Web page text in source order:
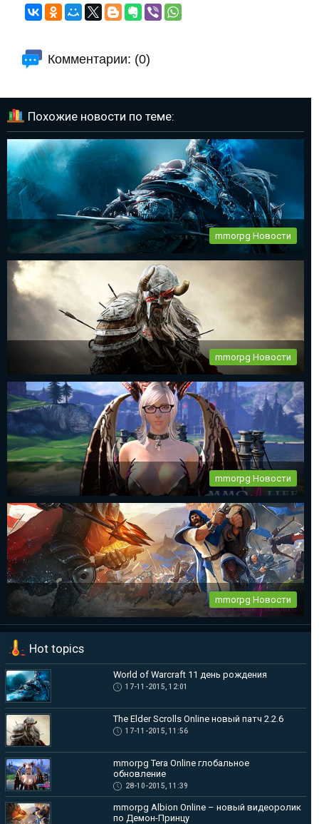
Комментарии: (0)
Похожие новости по теме:
mmorpg Новости
World of Warcraft 11 день рождения
Все фанаты mmorpg World of Warcraft празднуют 11-ый день
рождения...
mmorpg Новости
The Elder Scrolls Online новый патч 2.2.6
...
mmorpg Новости
mmorpg Tera Online глобальное обновление
Destiny Development продолжает работу над своим проектом
— Tera...
mmorpg Новости
Чтобы подогреть и без того не малый ажиотаж в преддверии
ЗБТ в mmorpg...
Hot topics
World of Warcraft 11 день рождения
17-11-2015, 12:01
The Elder Scrolls Online новый патч 2.2.6
17-11-2015, 11:56
mmorpg Tera Online глобальное
обновление
28-10-2015, 11:39
mmorpg Albion Online – новый видеоролик
по Демон-Принцу